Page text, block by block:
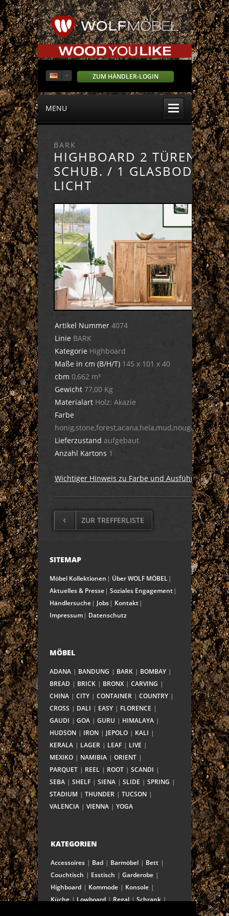
ZUM HÄNDLER-LOGIN
MENU
BARK
HIGHBOARD 2 TÜREN / 2
SCHUB. / 1 GLASBODEN /
LICHT
Artikel Nummer 4074
Linie BARK
Kategorie Highboard
Maße in cm (B/H/T) 145 x 101 x 40
cbm 0,662 m³
Gewicht 77,00 Kg
Materialart Holz: Akazie
Farbe
honig,stone,forest,acana,hela,mud,nougat,dula,ciga
Lieferzustand aufgebaut
Anzahl Kartons 1
Wichtiger Hinweis zu Farbe und Ausführung
ZUR TREFFERLISTE
SITEMAP
Möbel Kollektionen
Über WOLF MÖBEL
Aktuelles & Presse
Soziales Engagement
Händlersuche
Jobs
Kontakt
Impressum
Datenschutz
MÖBEL
ADANA BANDUNG BARK
BOMBAY
BREAD
BRICK BRONX
CARVING
CHINA
CITY CONTAINER
COUNTRY
CROSS
DALI EASY
FLORENCE
GAUDI
GOA GURU
HIMALAYA
HUDSON
IRON JEPOLO
KALI
KERALA
LAGER LEAF
LIVE
MEXIKO
NAMIBIA
ORIENT
PARQUET
REEL ROOT
SCANDI
SEBA
SHELF SIENA SLIDE
SPRING
STADIUM
THUNDER
TUCSON
VALENCIA
VIENNA YOGA
KATEGORIEN
Accessoires Bad Barmöbel
Bett
Couchtisch
Esstisch
Garderobe
Highboard
Kommode
Konsole
Küche
Lowboard Regal
Schrank